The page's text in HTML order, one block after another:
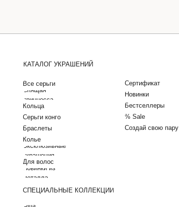
Спящая
принцесса
КАТАЛОГ УКРАШЕНИЙ
Кольца
Все серьги
Girls
Серьги конго
Браслеты
Создай свою пару
Колье
Эксклюзивные
украшения
Новинки из
металла
Сертификат
Новинки
Бестселлеры
% Sale
СПЕЦИАЛЬНЫЕ КОЛЛЕКЦИИ
Для волос